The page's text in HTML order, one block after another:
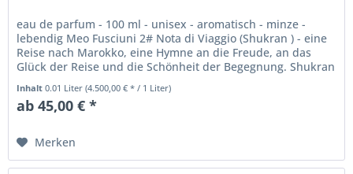
eau de parfum - 100 ml - unisex - aromatisch - minze -
lebendig Meo Fusciuni 2# Nota di Viaggio (Shukran ) - eine
Reise nach Marokko, eine Hymne an die Freude, an das
Glück der Reise und die Schönheit der Begegnung. Shukran
bedeutet im...
Inhalt0.01 Liter(4.500,00 € * / 1 Liter)
ab 45,00 € *
Merken